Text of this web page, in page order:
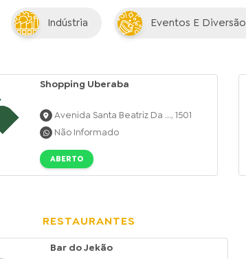
Indústria Eventos E Diversão
Shopping Uberaba
Avenida Santa Beatriz Da ..., 1501
Não Informado
ABERTO
RESTAURANTES
Bar do Jekão